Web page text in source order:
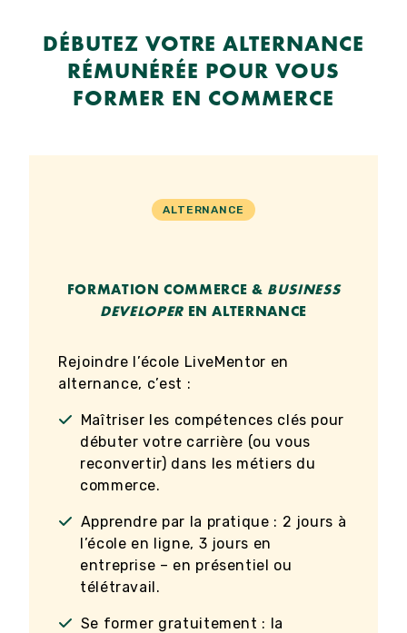
DÉBUTEZ VOTRE ALTERNANCE
RÉMUNÉRÉE POUR VOUS
FORMER EN COMMERCE
ALTERNANCE
FORMATION COMMERCE & BUSINESS
DEVELOPEREN ALTERNANCE
Rejoindre l’école LiveMentor en
alternance, c’est :
Maîtriser les compétences clés pour
débuter votre carrière (ou vous
reconvertir) dans les métiers du
commerce.
Apprendre par la pratique : 2 jours à
l’école en ligne, 3 jours en
entreprise – en présentiel ou
télétravail.
Se former gratuitement : la